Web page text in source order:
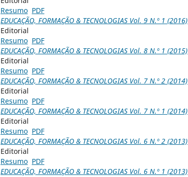
Resumo PDF
EDUCAÇÃO, FORMAÇÃO & TECNOLOGIAS Vol. 9 N.º 1 (2016)
Editorial
Resumo PDF
EDUCAÇÃO, FORMAÇÃO & TECNOLOGIAS Vol. 8 N.º 1 (2015)
Editorial
Resumo PDF
EDUCAÇÃO, FORMAÇÃO & TECNOLOGIAS Vol. 7 N.º 2 (2014)
Editorial
Resumo PDF
EDUCAÇÃO, FORMAÇÃO & TECNOLOGIAS Vol. 7 N.º 1 (2014)
Editorial
Resumo PDF
EDUCAÇÃO, FORMAÇÃO & TECNOLOGIAS Vol. 6 N.º 2 (2013)
Editorial
Resumo PDF
EDUCAÇÃO, FORMAÇÃO & TECNOLOGIAS Vol. 6 N.º 1 (2013)